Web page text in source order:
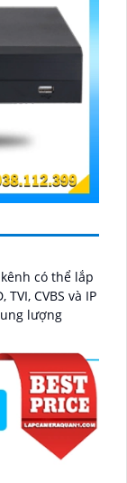
có thể lắp
CVBS và IP
lượng